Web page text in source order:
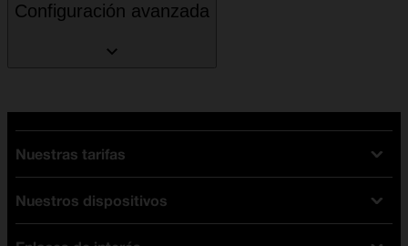
Configuración avanzada
Nuestras tarifas
Tarifas Orange
Tarifas fibra y móvil
Nuestros dispositivos